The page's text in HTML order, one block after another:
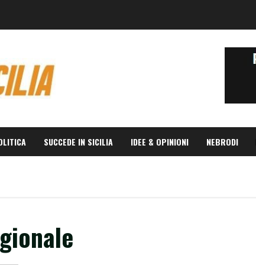
SUCCEDE IN SICILIA IDEE & OPINIONI NEBRODI